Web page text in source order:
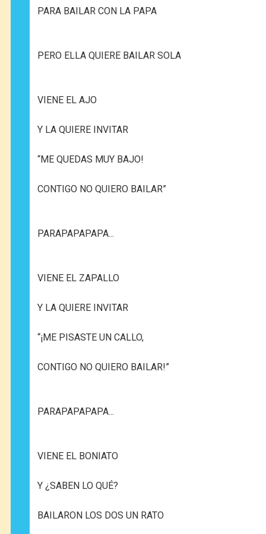
PARA BAILAR CON LA PAPA
PERO ELLA QUIERE BAILAR SOLA
VIENE EL AJO
Y LA QUIERE INVITAR
“ME QUEDAS MUY BAJO!
CONTIGO NO QUIERO BAILAR”
PARAPAPAPAPA...
VIENE EL ZAPALLO
Y LA QUIERE INVITAR
“¡ME PISASTE UN CALLO,
CONTIGO NO QUIERO BAILAR!”
PARAPAPAPAPA...
VIENE EL BONIATO
Y ¿SABEN LO QUÉ?
BAILARON LOS DOS UN RATO